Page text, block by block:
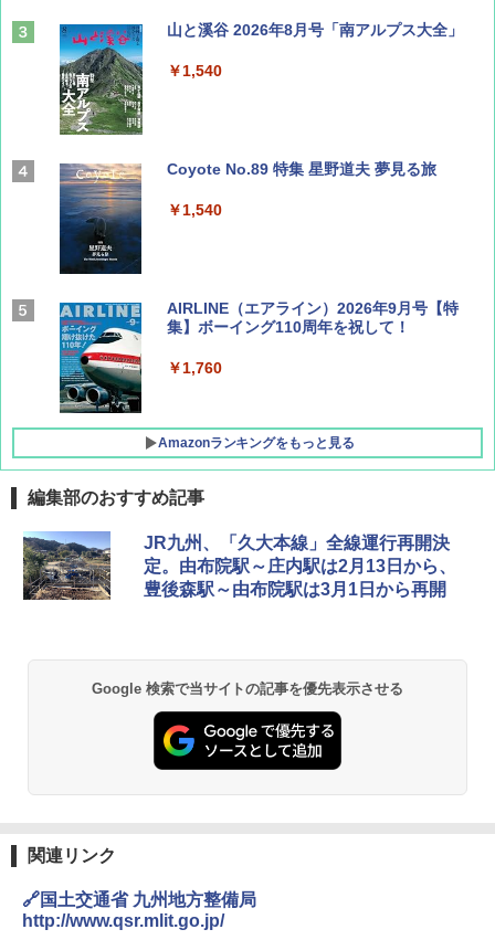
山と溪谷 2026年8月号「南アルプス大全」
￥1,540
Coyote No.89 特集 星野道夫 夢見る旅
￥1,540
AIRLINE（エアライン）2026年9月号【特
集】ボーイング110周年を祝して！
￥1,760
Amazonランキングをもっと見る
地球の歩き方 スター・ウォーズ
￥2,695
力的な町 2026～2027 地球の歩き方D アジア
￥2,079
[キャンパーズコレクション 山善] ポップアッ
プテント 傘みたいに広げて畳める パッとサ
ッとサンシェード キューブ フルクローズ メ
ッシュ 簡単設置 ワンタッチテント キャンプ
PYKES PEAK (パイクスピーク) 着替えテン
ト プライバシー テント 【中が透けない】 1
人用 折りたたみ 防災グッズ 災害用トイレ ビ
ーチ ピクニック ポップアップテント 携帯 簡
ENDLESS BASE 《めざましテレビで紹介》
テント ワンタッチ RENEW 幅200 2-3人用 43
500002(88859)
DEWEL パラソル 大型 ビーチ アウトドアパ
ラソル ガーデン サイトシート付 折りたたみ
防水 UVカット 4段階高さ調整 軽量 収納袋付
き
GRANDOOR ステンレス保冷剤 2個セット 2
026リニューアル 急速冷凍 空間倍増 衛生的
コンパクト 保冷力長持ち
￥2,980
秒）射程5～10m 安全ロック搭載 携帯収納袋
付き ヒグマ・イノシシ対策 自治体・教育機
関の購入実績 登山・キャンプ・アウトドア・
編集部のおすすめ記事
JR九州、「久大本線」全線運行再開決
定。由布院駅～庄内駅は2月13日から、
豊後森駅～由布院駅は3月1日から再開
Google 検索で当サイトの記事を優先表示させる
関連リンク
🔗国土交通省 九州地方整備局
http://www.qsr.mlit.go.jp/